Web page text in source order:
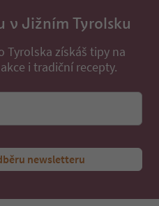
v Jižním Tyrolsku
Tyrolska získáš tipy na
i tradiční recepty.
newsletteru